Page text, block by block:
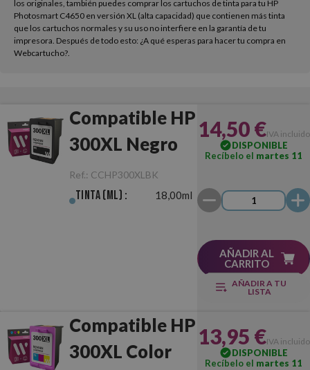
los originales, también puedes comprar los cartuchos de tinta para tu HP
Photosmart C4650 en versión XL (alta capacidad) que contienen más tinta
que los cartuchos normales y su uso no interfiere en la garantía de tu
impresora. Después de todo esto: ¿A qué esperas para hacer tu compra en
Webcartucho?.
Compatible HP
300XL Negro
Ref.: CCHP300XLBK
Tinta (ml) : 18,00ml
14,50 €IVA incluido
DISPONIBLE
Recíbelo el martes 11
AÑADIR AL
CARRITO
AÑADIR A TU
LISTA
Compatible HP
300XL Color
13,95 €IVA incluido
DISPONIBLE
Recíbelo el martes 11